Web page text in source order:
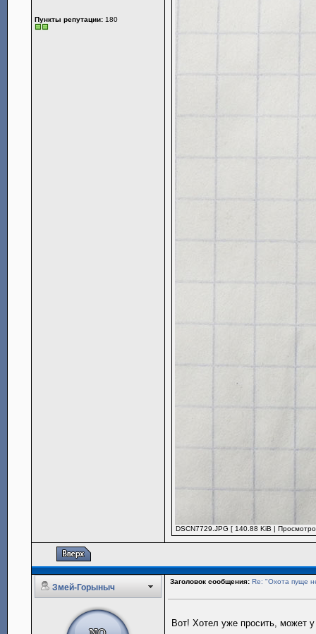
Пункты репутации: 180
DSCN7729.JPG [ 140.88 KiB |
Змей-Горыныч
Заголовок сообщения: Re: "Охота пуще
Вот! Хотел уже просить, может